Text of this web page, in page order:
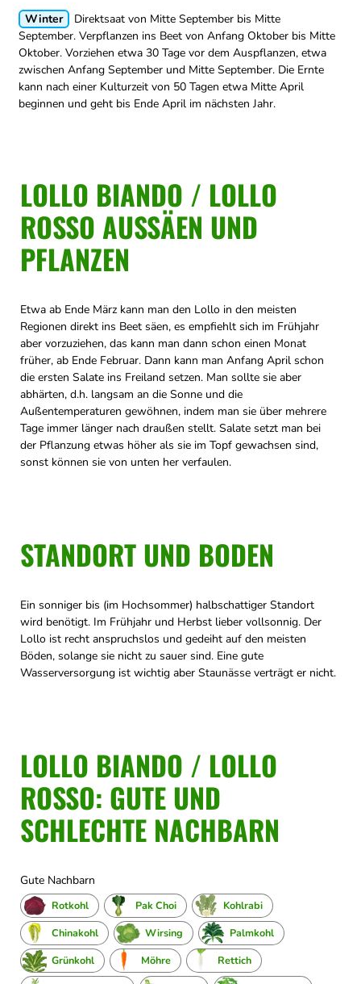
Winter
Direktsaat von Mitte September bis Mitte
September. Verpflanzen ins Beet von Anfang Oktober bis Mitte
Oktober. Vorziehen etwa 30 Tage vor dem Auspflanzen, etwa
zwischen Anfang September und Mitte September. Die Ernte
kann nach einer Kulturzeit von 50 Tagen etwa Mitte April
beginnen und geht bis Ende April im nächsten Jahr.
LOLLO BIANDO / LOLLO
ROSSO AUSSÄEN UND
PFLANZEN
Etwa ab Ende März kann man den Lollo in den meisten
Regionen direkt ins Beet säen, es empfiehlt sich im Frühjahr
aber vorzuziehen, das kann man dann schon einen Monat
früher, ab Ende Februar. Dann kann man Anfang April schon
die ersten Salate ins Freiland setzen. Man sollte sie aber
abhärten, d.h. langsam an die Sonne und die
Außentemperaturen gewöhnen, indem man sie über mehrere
Tage immer länger nach draußen stellt. Salate setzt man bei
der Pflanzung etwas höher als sie im Topf gewachsen sind,
sonst können sie von unten her verfaulen.
STANDORT UND BODEN
Ein sonniger bis (im Hochsommer) halbschattiger Standort
wird benötigt. Im Frühjahr und Herbst lieber vollsonnig. Der
Lollo ist recht anspruchslos und gedeiht auf den meisten
Böden, solange sie nicht zu sauer sind. Eine gute
Wasserversorgung ist wichtig aber Staunässe verträgt er nicht.
LOLLO BIANDO / LOLLO
ROSSO: GUTE UND
SCHLECHTE NACHBARN
Gute Nachbarn
Rotkohl Pak Choi
Kohlrabi
Chinakohl
Wirsing
Palmkohl
Grünkohl
Möhre
Rettich